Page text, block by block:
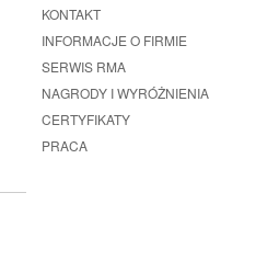
KONTAKT
INFORMACJE O FIRMIE
SERWIS RMA
NAGRODY I WYRÓŻNIENIA
CERTYFIKATY
PRACA